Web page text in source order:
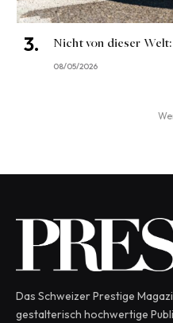
Nicht von dieser Welt:
08/05/2026
Das Schweizer Prestige
gestalterisch hochwertige